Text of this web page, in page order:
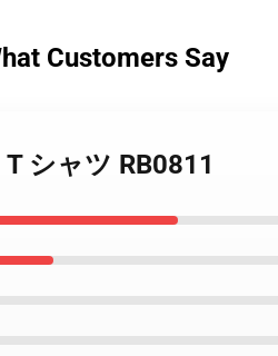
Customers Say
シャツ RB0811